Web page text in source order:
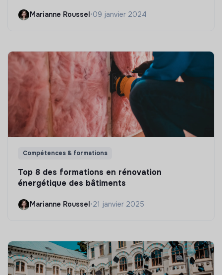
Marianne Roussel •09 janvier 2024
Compétences & formations
Top 8 des formations en rénovation
énergétique des bâtiments
Marianne Roussel•21 janvier 2025